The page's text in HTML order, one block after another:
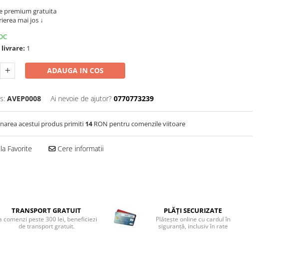
premium gratuita
mai jos ↓
livrare: 1
ADAUGA IN COS
AVEP0008 Ai nevoie de ajutor? 0770773239
acestui produs primiti 14RON pentru comenzile viitoare
Favorite Cere informatii
TRANSPORT GRATUIT
comenzi peste 300 lei, beneficiezi
de transport gratuit.
PLĂȚI SECURIZATE
Plătește online cu cardul în
siguranță, inclusiv în rate